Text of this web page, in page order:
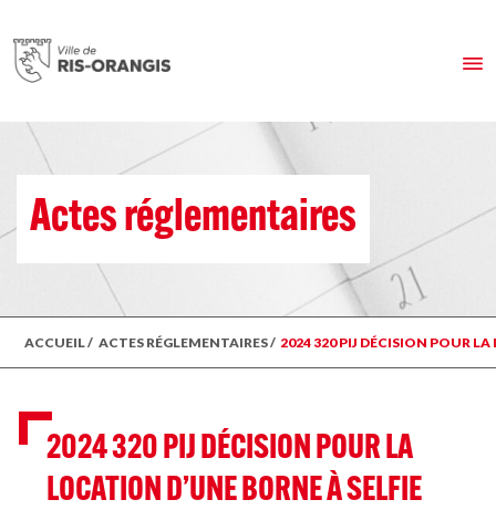
Actes réglementaires
ACCUEIL/ ACTES RÉGLEMENTAIRES/ 2024 320 PIJ DÉCISION POUR
2024 320 PIJ DÉCISION POUR LA
LOCATION D’UNE BORNE À SELFIE